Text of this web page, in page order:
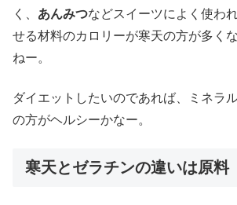
く、 あんみつなどスイーツによく使わ
せる材料のカロリーが寒天の方が多く
ねー。
ダイエットしたいのであれば、ミネラ
の方がヘルシーかなー。
寒天とゼラチンの違いは原料